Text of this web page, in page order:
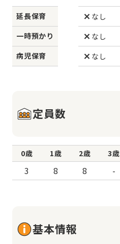
延長保育
なし
一時預かり
なし
病児保育
なし
定員数
0歳 1歳 2歳 3歳
3 8 8 -
基本情報